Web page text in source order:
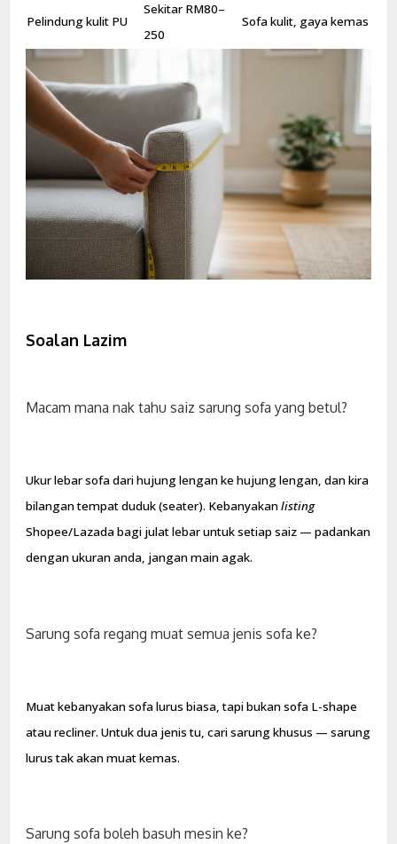
Pelindung kulit PU
Sekitar RM80–
250
Sofa kulit, gaya kemas
Soalan Lazim
Macam mana nak tahu saiz sarung sofa yang betul?
Ukur lebar sofa dari hujung lengan ke hujung lengan, dan kira
bilangan tempat duduk (seater). Kebanyakanlisting
Shopee/Lazada bagi julat lebar untuk setiap saiz — padankan
dengan ukuran anda, jangan main agak.
Sarung sofa regang muat semua jenis sofa ke?
Muat kebanyakan sofa lurus biasa, tapi bukan sofa L-shape
atau recliner. Untuk dua jenis tu, cari sarung khusus — sarung
lurus tak akan muat kemas.
Sarung sofa boleh basuh mesin ke?